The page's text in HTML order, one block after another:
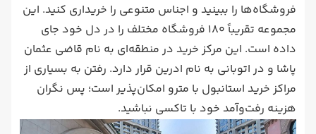
فروشگاه‌ها را ببینید و اجناس متنوعی را خریداری کنید. این
مجموعه تقریباً 180 فروشگاه مختلف را در دل خود جای
داده است. این مرکز خرید در منطقه‌‌ای به نام قاضی عثمان
پاشا و در اتوبانی به نام ادرین قرار دارد. رفتن به بسیاری از
مراکز خرید استانبول با مترو امکان‌پذیر است؛ پس نگران
هزینه رفت‌وآمد خود با تاکسی نباشید.